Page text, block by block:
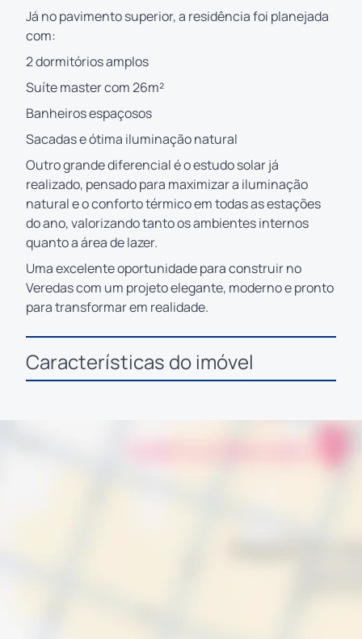
Já no pavimento superior, a residência foi planejada
com:
2 dormitórios amplos
Suíte master com 26m²
Banheiros espaçosos
Sacadas e ótima iluminação natural
Outro grande diferencial é o estudo solar já
realizado, pensado para maximizar a iluminação
natural e o conforto térmico em todas as estações
do ano, valorizando tanto os ambientes internos
quanto a área de lazer.
Uma excelente oportunidade para construir no
Veredas com um projeto elegante, moderno e pronto
para transformar em realidade.
Características do imóvel